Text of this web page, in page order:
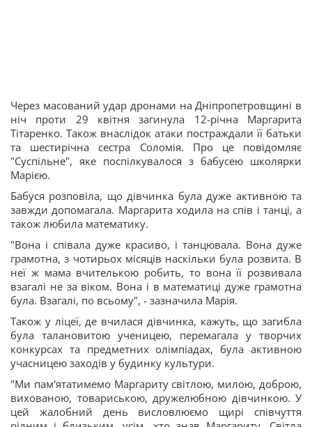
Через масований удар дронами на Дніпропетровщині в
ніч проти 29 квітня загинула 12-річна Маргарита
Тітаренко. Також внаслідок атаки постраждали її батьки
та шестирічна сестра Соломія. Про це повідомляє
"Суспільне", яке поспілкувалося з бабусею школярки
Марією.
Бабуся розповіла, що дівчинка була дуже активною та
завжди допомагала. Маргарита ходила на спів і танці, а
також любила математику.
"Вона і співала дуже красиво, і танцювала. Вона дуже
грамотна, з чотирьох місяців наскільки була розвита. В
неї ж мама вчителькою робить, то вона її розвивала
взагалі не за віком. Вона і в математиці дуже грамотна
була. Взагалі, по всьому", - зазначила Марія.
Також у ліцеї, де вчилася дівчинка, кажуть, що загибла
була талановитою ученицею, перемагала у творчих
конкурсах та предметних олімпіадах, була активною
учасницею заходів у будинку культури.
"Ми пам'ятатимемо Маргариту світлою, милою, доброю,
вихованою, товариською, дружелюбною дівчинкою. У
цей жалобний день висловлюємо щирі співчуття